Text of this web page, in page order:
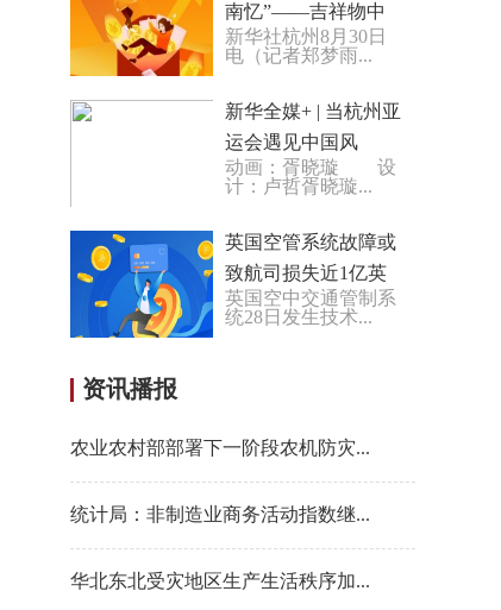
南忆”——吉祥物中
的亚运记忆
新华社杭州8月30日
电（记者郑梦雨...
新华全媒+ | 当杭州亚
运会遇见中国风
动画：胥晓璇 设
计：卢哲胥晓璇...
英国空管系统故障或
致航司损失近1亿英
镑
英国空中交通管制系
统28日发生技术...
资讯播报
农业农村部部署下一阶段农机防灾...
统计局：非制造业商务活动指数继...
华北东北受灾地区生产生活秩序加...